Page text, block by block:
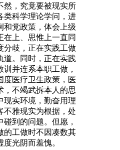
然，究竟要被现实所
类科学理论学问，进
和党政策，体会上级
在上、思惟上一直同
分歧，正在实践工做
道。同时，正在实践
并连系本职工做，
度医疗卫生政策，医
，不竭武拆本人的思
现实环境，勤奋用理
不雅现实为根据，处
到的问题。但愿，
的工做时不因凑数其
光阴而羞愧。